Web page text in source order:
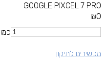
GOOGLE PIXCEL 7 PRO
₪0
מכשירים לתיקון